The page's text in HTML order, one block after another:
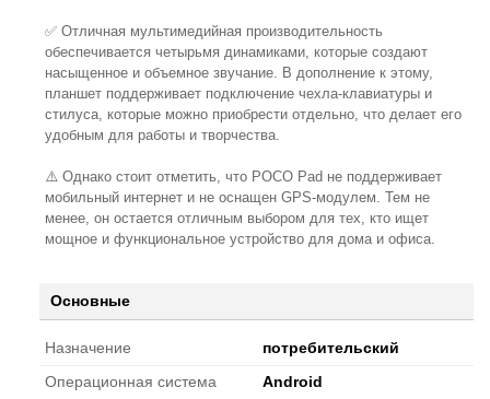
✅ Отличная мультимедийная производительность
обеспечивается четырьмя динамиками, которые создают
насыщенное и объемное звучание. В дополнение к этому,
планшет поддерживает подключение чехла-клавиатуры и
стилуса, которые можно приобрести отдельно, что делает его
удобным для работы и творчества.
⚠️ Однако стоит отметить, что POCO Pad не поддерживает
мобильный интернет и не оснащен GPS-модулем. Тем не
менее, он остается отличным выбором для тех, кто ищет
мощное и функциональное устройство для дома и офиса.
Основные
Назначение
потребительский
Операционная система
Android